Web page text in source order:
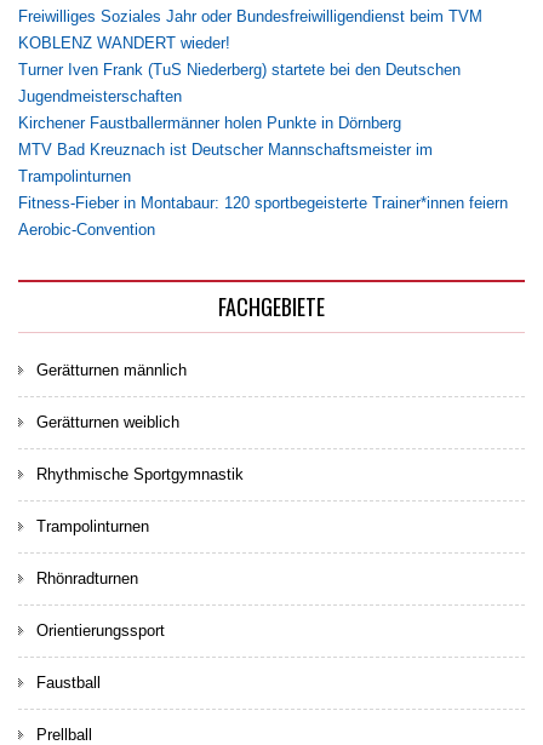
Freiwilliges Soziales Jahr oder Bundesfreiwilligendienst beim TVM
KOBLENZ WANDERT wieder!
Turner Iven Frank (TuS Niederberg) startete bei den Deutschen
Jugendmeisterschaften
Kirchener Faustballermänner holen Punkte in Dörnberg
MTV Bad Kreuznach ist Deutscher Mannschaftsmeister im
Trampolinturnen
Fitness-Fieber in Montabaur: 120 sportbegeisterte Trainer*innen feiern
Aerobic-Convention
FACHGEBIETE
Gerätturnen männlich
Gerätturnen weiblich
Rhythmische Sportgymnastik
Trampolinturnen
Rhönradturnen
Orientierungssport
Faustball
Prellball